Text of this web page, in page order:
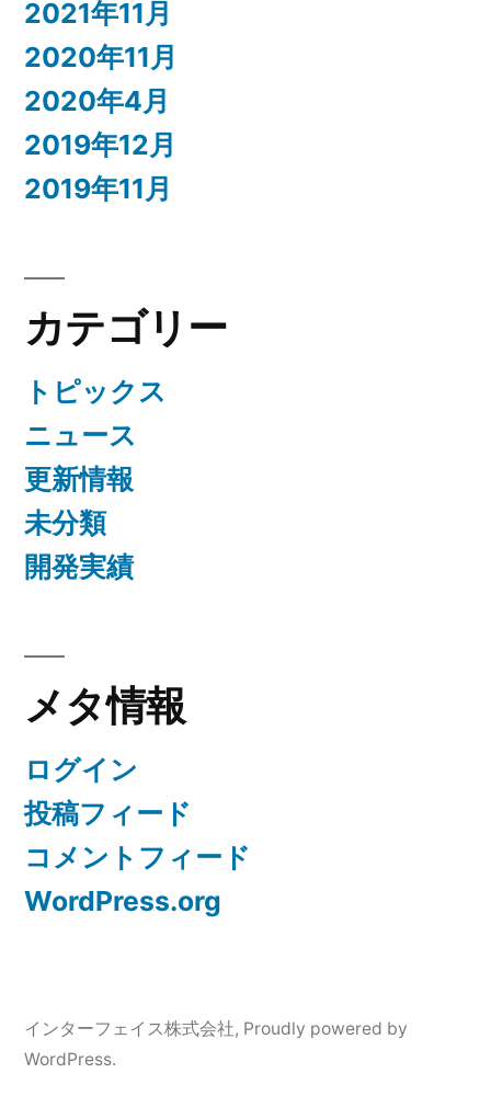
2021年11月
2020年11月
2020年4月
2019年12月
2019年11月
カテゴリー
トピックス
ニュース
更新情報
未分類
開発実績
メタ情報
ログイン
投稿フィード
コメントフィード
WordPress.org
インターフェイス株式会社, Proudly powered by
WordPress.